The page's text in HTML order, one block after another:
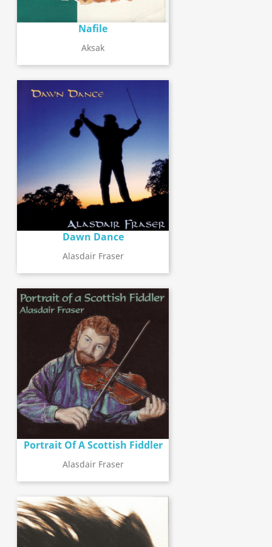
Nafile
Aksak
Dawn Dance
Alasdair Fraser
Portrait Of A Scottish Fiddler
Alasdair Fraser